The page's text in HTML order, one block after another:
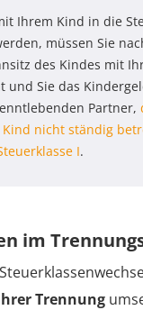
Ihrem Kind in die
müssen Sie
des Kindes mit
und Sie das
Partner,
Kind nicht ständig
I.
im
Trennung